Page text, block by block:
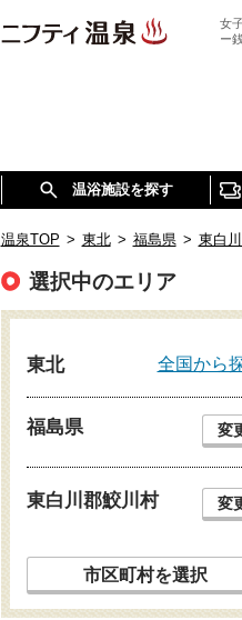
女
ー
温浴施設を探す
温泉TOP > 東北 > 福島県 > 東白
選択中のエリア
東北 全国から
福島県 変
東白川郡鮫川村 変
市区町村を選択